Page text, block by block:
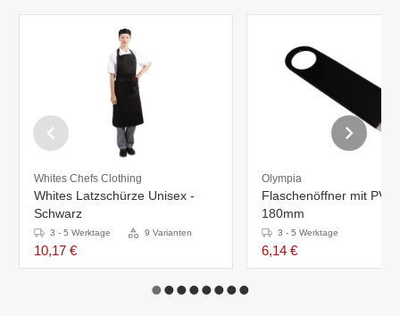
Whites Chefs Clothing
Whites Latzschürze Unisex -
Schwarz
3 - 5 Werktage 9 Varianten
10,17 €
Olympia
Flaschenöffner mit
180mm
3 - 5 Werktage
6,14 €